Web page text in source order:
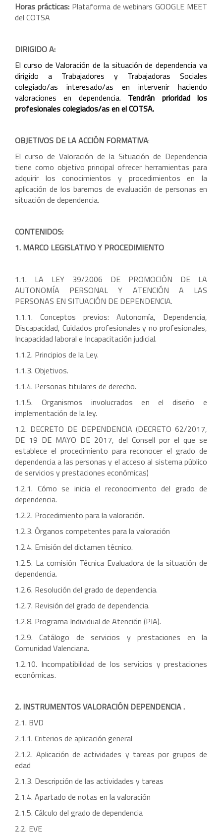
Horas prácticas: Plataforma de webinars GOOGLE MEET
del COTSA
DIRIGIDO A:
El curso de Valoración de la situación de dependencia va
dirigido a Trabajadores y Trabajadoras Sociales
colegiado/as interesado/as en intervenir haciendo
valoraciones en dependencia. Tendrán prioridad los
profesionales colegiados/as en el COTSA.
OBJETIVOS DE LA ACCIÓN FORMATIVA:
El curso de Valoración de la Situación de Dependencia
tiene como objetivo principal ofrecer herramientas para
adquirir los conocimientos y procedimientos en la
aplicación de los baremos de evaluación de personas en
situación de dependencia.
CONTENIDOS:
1. MARCO LEGISLATIVO Y PROCEDIMIENTO
1.1. LA LEY 39/2006 DE PROMOCIÓN DE LA
AUTONOMÍA PERSONAL Y ATENCIÓN A LAS
PERSONAS EN SITUACIÓN DE DEPENDENCIA.
1.1.1. Conceptos previos: Autonomía, Dependencia,
Discapacidad, Cuidados profesionales y no profesionales,
Incapacidad laboral e Incapacitación judicial.
1.1.2. Principios de la Ley.
1.1.3. Objetivos.
1.1.4. Personas titulares de derecho.
1.1.5. Organismos involucrados en el diseño e
implementación de la ley.
1.2. DECRETO DE DEPENDENCIA (DECRETO 62/2017,
DE 19 DE MAYO DE 2017, del Consell por el que se
establece el procedimiento para reconocer el grado de
dependencia a las personas y el acceso al sistema público
de servicios y prestaciones económicas)
1.2.1. Cómo se inicia el reconocimiento del grado de
dependencia.
1.2.2. Procedimiento para la valoración.
1.2.3. Órganos competentes para la valoración
1.2.4. Emisión del dictamen técnico.
1.2.5. La comisión Técnica Evaluadora de la situación de
dependencia.
1.2.6. Resolución del grado de dependencia.
1.2.7. Revisión del grado de dependencia.
1.2.8. Programa Individual de Atención (PIA).
1.2.9. Catálogo de servicios y prestaciones en la
Comunidad Valenciana.
1.2.10. Incompatibilidad de los servicios y prestaciones
económicas.
2. INSTRUMENTOS VALORACIÓN DEPENDENCIA .
2.1. BVD
2.1.1. Criterios de aplicación general
2.1.2. Aplicación de actividades y tareas por grupos de
edad
2.1.3. Descripción de las actividades y tareas
2.1.4. Apartado de notas en la valoración
2.1.5. Cálculo del grado de dependencia
2.2. EVE